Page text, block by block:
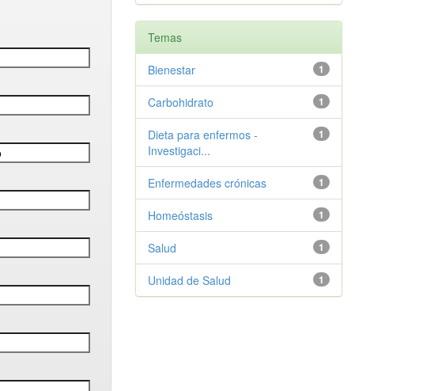
Temas
1
Bienestar
1
Carbohidrato
1
Dieta para enfermos -
Investigaci...
1
Enfermedades crónicas
1
Homeóstasis
1
Salud
1
Unidad de Salud